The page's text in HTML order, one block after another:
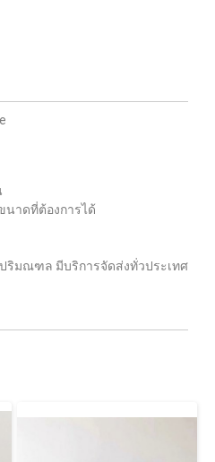
าดที่ต้องการได้
ริมณฑล มีบริการจัดส่งทั่วประเทศ